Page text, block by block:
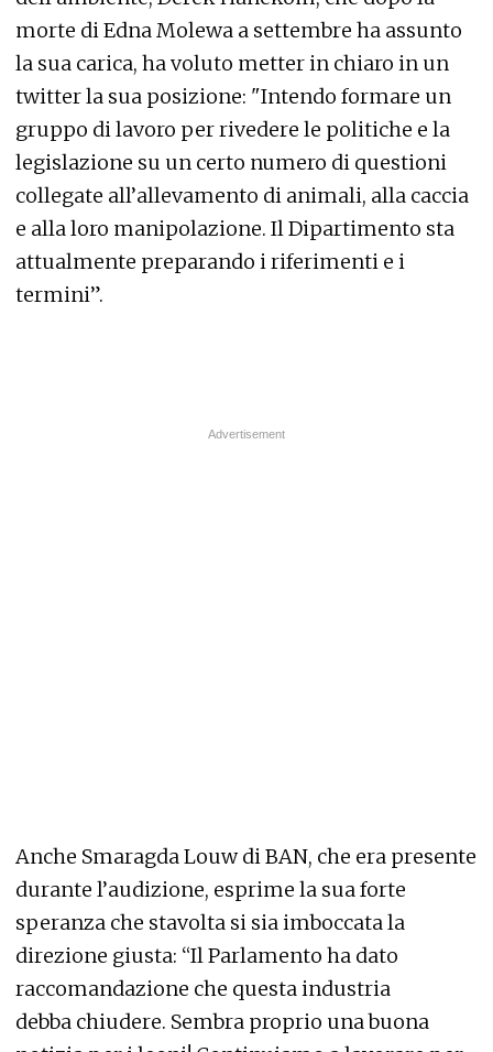
morte di Edna Molewa a settembre ha assunto
la sua carica, ha voluto metter in chiaro in un
twitter la sua posizione: "Intendo formare un
gruppo di lavoro per rivedere le politiche e la
legislazione su un certo numero di questioni
collegate all’allevamento di animali, alla caccia
e alla loro manipolazione. Il Dipartimento sta
attualmente preparando i riferimenti e i
termini”.
Anche Smaragda Louw di BAN, che era presente
durante l’audizione, esprime la sua forte
speranza che stavolta si sia imboccata la
direzione giusta: “Il Parlamento ha dato
raccomandazione che questa industria
debba chiudere. Sembra proprio una buona